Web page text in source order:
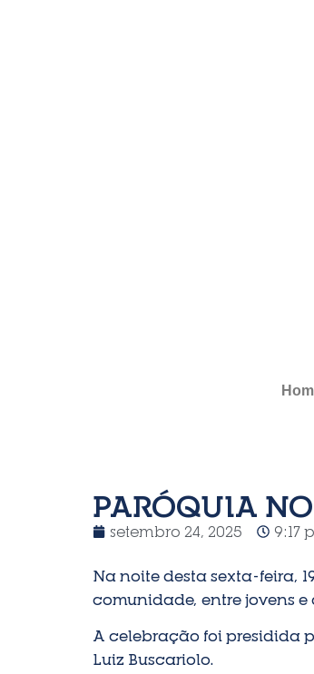
PARÓQUIA
setembro 24, 2025 9:17
Na noite desta sexta-feira,
comunidade, entre jovens
A celebração foi presidida
Luiz Buscariolo.